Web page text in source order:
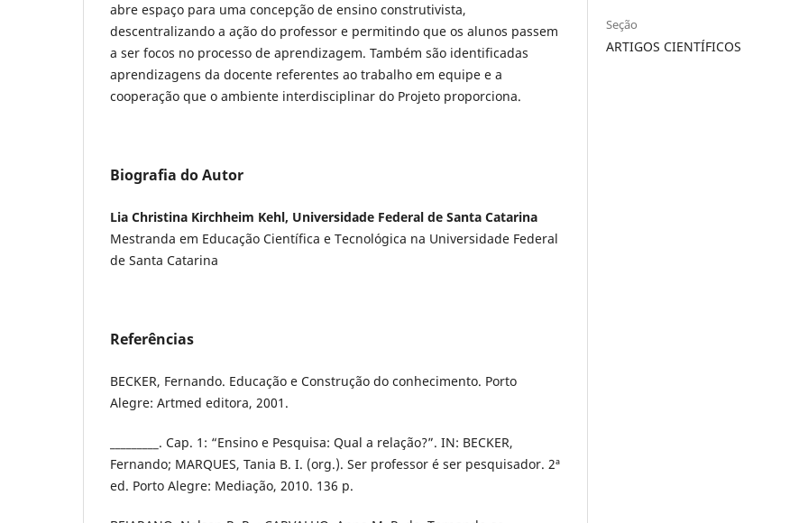
abre espaço para uma concepção de ensino construtivista,
descentralizando a ação do professor e permitindo que os alunos passem
a ser focos no processo de aprendizagem. Também são identificadas
aprendizagens da docente referentes ao trabalho em equipe e a
cooperação que o ambiente interdisciplinar do Projeto proporciona.
Biografia do Autor
Lia Christina Kirchheim Kehl, Universidade Federal de Santa Catarina
Mestranda em Educação Científica e Tecnológica na Universidade Federal
de Santa Catarina
Referências
BECKER, Fernando. Educação e Construção do conhecimento. Porto
Alegre: Artmed editora, 2001.
_________. Cap. 1: “Ensino e Pesquisa: Qual a relação?”. IN: BECKER,
Fernando; MARQUES, Tania B. I. (org.). Ser professor é ser pesquisador. 2ª
ed. Porto Alegre: Mediação, 2010. 136 p.
Seção
ARTIGOS CIENTÍFICOS